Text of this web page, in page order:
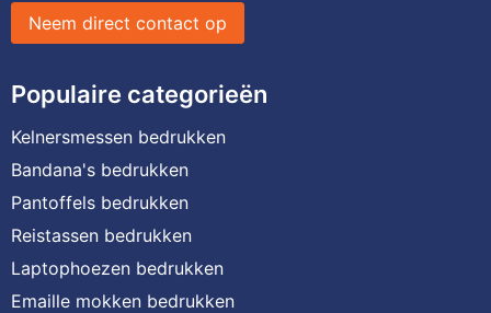
Neem direct contact op
Populaire categorieën
Kelnersmessen bedrukken
Bandana's bedrukken
Pantoffels bedrukken
Reistassen bedrukken
Laptophoezen bedrukken
Emaille mokken bedrukken